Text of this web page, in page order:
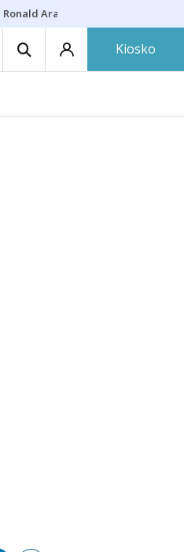
Ronald Araújo
Kiosko